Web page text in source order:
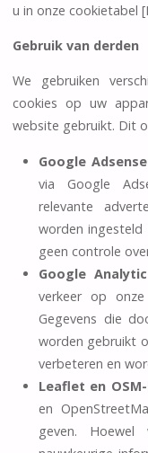
u in onze cookietabel
Gebruik van derden
We gebruiken
cookies op uw
website gebruikt. Dit
Google
via Google
relevante
worden
geen controle
Google
verkeer op
Gegevens die
worden gebruikt
verbeteren en
Leaflet en
en
geven.